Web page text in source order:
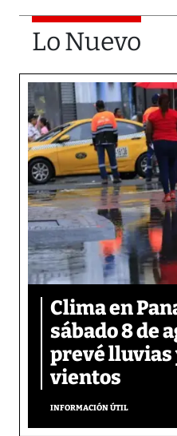
Lo Nuevo
Clima en
sábado 8 de
prevé lluvias
vientos
INFORMACIÓN ÚTIL